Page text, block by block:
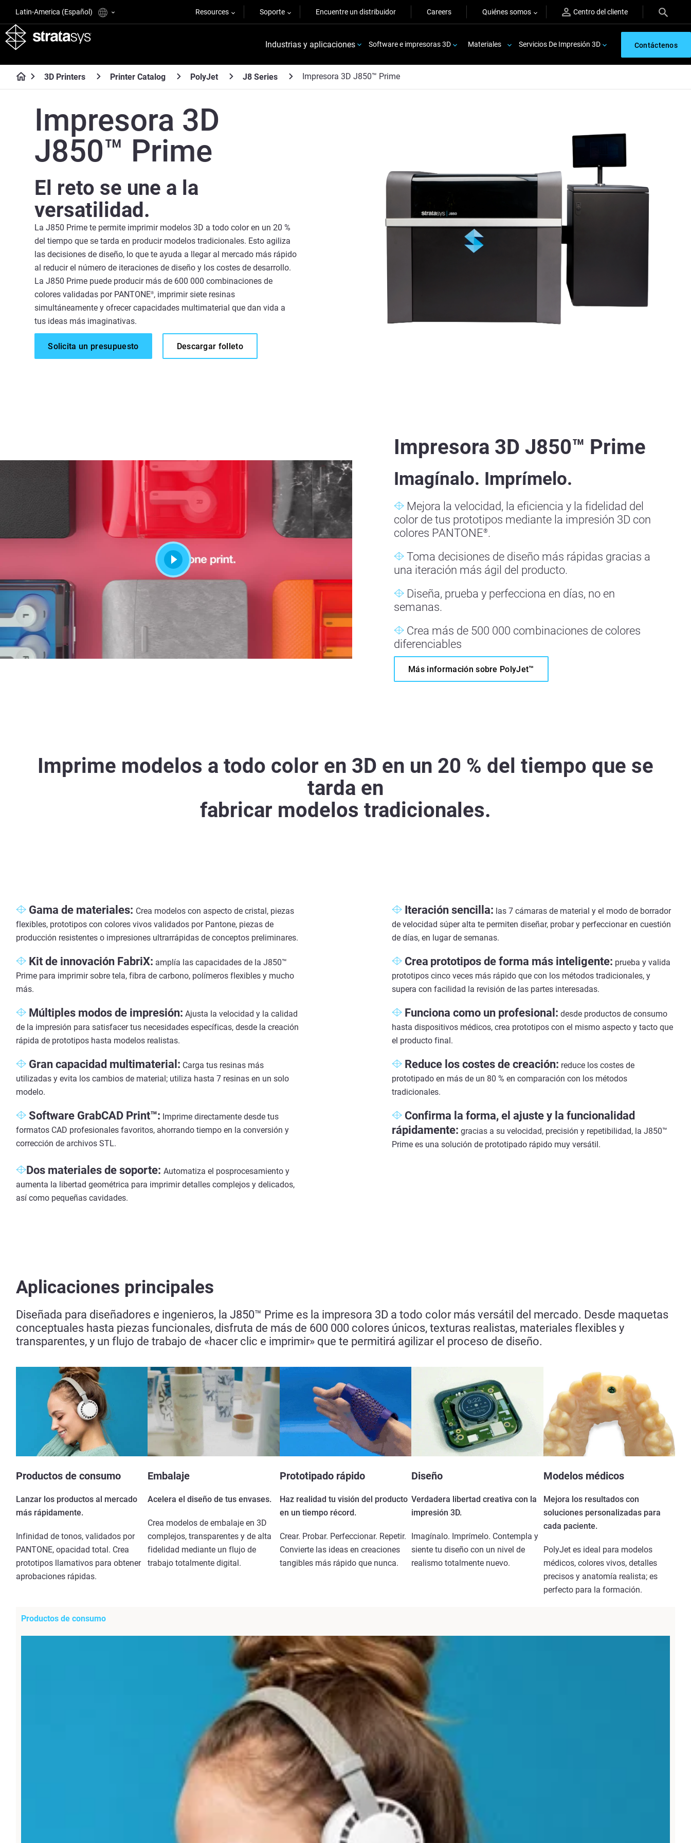
Latin-America (Español) Resources Soporte Encuentre un distribuidor Careers Quiénes somos Centro del cliente
Industrias y aplicaciones Software e impresoras 3D Materiales Servicios De Impresión 3D Contáctenos
3D Printers Printer Catalog PolyJet J8 Series Impresora 3D J850™ Prime
Impresora 3D
J850™ Prime
El reto se une a la
versatilidad.
La J850 Prime te permite imprimir modelos 3D a todo color en un 20 %
del tiempo que se tarda en producir modelos tradicionales. Esto agiliza
las decisiones de diseño, lo que te ayuda a llegar al mercado más rápido
al reducir el número de iteraciones de diseño y los costes de desarrollo.
La J850 Prime puede producir más de 600 000 combinaciones de
colores validadas por PANTONE®, imprimir siete resinas
simultáneamente y ofrecer capacidades multimaterial que dan vida a
tus ideas más imaginativas.
Solicita un presupuesto Descargar folleto
Impresora 3D J850™ Prime
Imagínalo. Imprímelo.
Mejora la velocidad, la eficiencia y la fidelidad del
color de tus prototipos mediante la impresión 3D con
colores PANTONE®.
Toma decisiones de diseño más rápidas gracias a
una iteración más ágil del producto.
Diseña, prueba y perfecciona en días, no en
semanas.
Crea más de 500 000 combinaciones de colores
diferenciables
Más información sobre PolyJet™
Imprime modelos a todo color en 3D en un 20 % del tiempo que se
tarda en
fabricar modelos tradicionales.
Gama de materiales: Crea modelos con aspecto de cristal, piezas
flexibles, prototipos con colores vivos validados por Pantone, piezas de
producción resistentes o impresiones ultrarrápidas de conceptos preliminares.
Kit de innovación FabriX: amplía las capacidades de la J850™
Prime para imprimir sobre tela, fibra de carbono, polímeros flexibles y mucho
más.
Múltiples modos de impresión: Ajusta la velocidad y la calidad
de la impresión para satisfacer tus necesidades específicas, desde la creación
rápida de prototipos hasta modelos realistas.
Gran capacidad multimaterial: Carga tus resinas más
utilizadas y evita los cambios de material; utiliza hasta 7 resinas en un solo
modelo.
Software GrabCAD Print™: Imprime directamente desde tus
formatos CAD profesionales favoritos, ahorrando tiempo en la conversión y
corrección de archivos STL.
Dos materiales de soporte: Automatiza el posprocesamiento y
aumenta la libertad geométrica para imprimir detalles complejos y delicados,
así como pequeñas cavidades.
Iteración sencilla: las 7 cámaras de material y el modo de borrador
de velocidad súper alta te permiten diseñar, probar y perfeccionar en cuestión
de días, en lugar de semanas.
Crea prototipos de forma más inteligente: prueba y valida
prototipos cinco veces más rápido que con los métodos tradicionales, y
supera con facilidad la revisión de las partes interesadas.
Funciona como un profesional: desde productos de consumo
hasta dispositivos médicos, crea prototipos con el mismo aspecto y tacto que
el producto final.
Reduce los costes de creación: reduce los costes de
prototipado en más de un 80 % en comparación con los métodos
tradicionales.
Confirma la forma, el ajuste y la funcionalidad
rápidamente: gracias a su velocidad, precisión y repetibilidad, la J850™
Prime es una solución de prototipado rápido muy versátil.
Aplicaciones principales
Diseñada para diseñadores e ingenieros, la J850™ Prime es la impresora 3D a todo color más versátil del mercado. Desde maquetas
conceptuales hasta piezas funcionales, disfruta de más de 600 000 colores únicos, texturas realistas, materiales flexibles y
transparentes, y un flujo de trabajo de «hacer clic e imprimir» que te permitirá agilizar el proceso de diseño.
Productos de consumo
Lanzar los productos al mercado
más rápidamente.
Infinidad de tonos, validados por
PANTONE, opacidad total. Crea
prototipos llamativos para obtener
aprobaciones rápidas.
Embalaje
Acelera el diseño de tus envases.
Crea modelos de embalaje en 3D
complejos, transparentes y de alta
fidelidad mediante un flujo de
trabajo totalmente digital.
Prototipado rápido
Haz realidad tu visión del producto
en un tiempo récord.
Crear. Probar. Perfeccionar. Repetir.
Convierte las ideas en creaciones
tangibles más rápido que nunca.
Diseño
Verdadera libertad creativa con la
impresión 3D.
Imagínalo. Imprímelo. Contempla y
siente tu diseño con un nivel de
realismo totalmente nuevo.
Modelos médicos
Mejora los resultados con
soluciones personalizadas para
cada paciente.
PolyJet es ideal para modelos
médicos, colores vivos, detalles
precisos y anatomía realista; es
perfecto para la formación.
Productos de consumo